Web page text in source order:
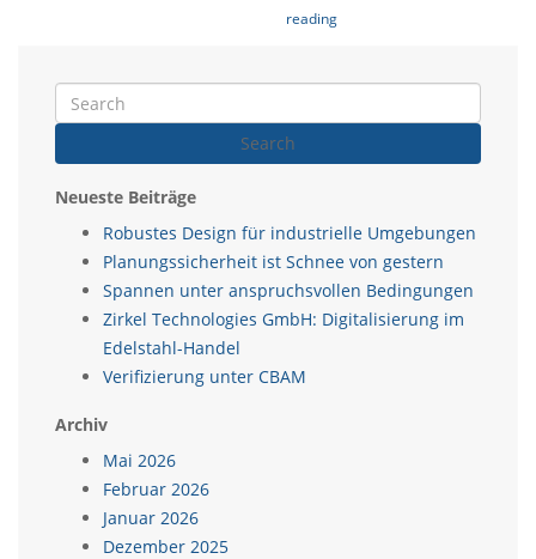
reading
Search
Neueste Beiträge
Robustes Design für industrielle Umgebungen
Planungssicherheit ist Schnee von gestern
Spannen unter anspruchsvollen Bedingungen
Zirkel Technologies GmbH: Digitalisierung im
Edelstahl-Handel
Verifizierung unter CBAM
Archiv
Mai 2026
Februar 2026
Januar 2026
Dezember 2025